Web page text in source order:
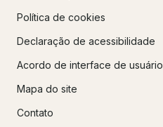
Política de cookies
Declaração de acessibilidade
Acordo de interface de usuário
Mapa do site
Contato